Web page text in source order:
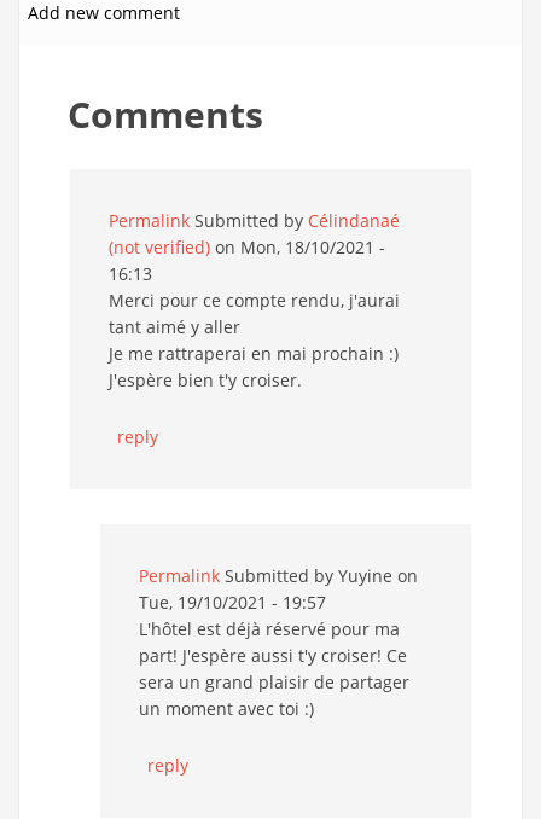
Add new comment
Comments
Permalink Submitted by Célindanaé
(not verified) on Mon, 18/10/2021 -
16:13
Merci pour ce compte rendu, j'aurai
tant aimé y aller
Je me rattraperai en mai prochain :)
J'espère bien t'y croiser.
reply
Permalink Submitted by Yuyine on
Tue, 19/10/2021 - 19:57
L'hôtel est déjà réservé pour ma
part! J'espère aussi t'y croiser! Ce
sera un grand plaisir de partager
un moment avec toi :)
reply